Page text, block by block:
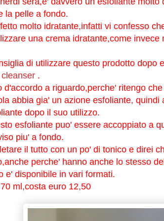
la pelle a fondo.
molto idratante,infatti vi confesso
una crema idratante,come
di utilizzare questo prodotto dopo
.
d'accordo a riguardo,perche' ritengo
abbia gia' un azione esfoliante,
dopo il suo utilizzo.
esfoliante puo' essere accoppiato a
piu' a fondo.
il tutto con un po' di tonico e direi
perche' hanno anche lo stesso
e' disponibile in vari formati.
ml,costa euro 12,50